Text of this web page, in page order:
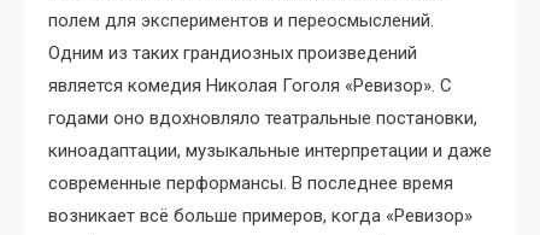
полем для экспериментов и переосмыслений.
Одним из таких грандиозных произведений
является комедия Николая Гоголя «Ревизор». С
годами оно вдохновляло театральные постановки,
киноадаптации, музыкальные интерпретации и даже
современные перформансы. В последнее время
возникает всё больше примеров, когда «Ревизор»